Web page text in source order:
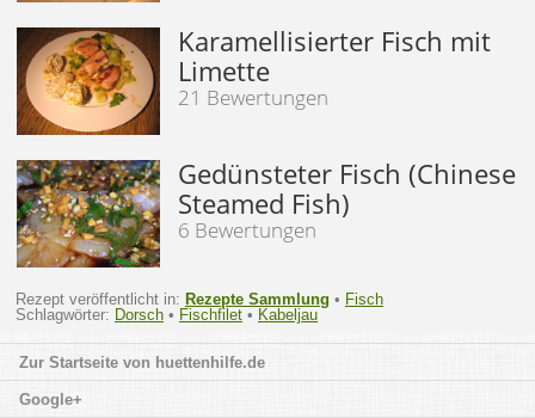
Karamellisierter Fisch mit
Limette
21 Bewertungen
Gedünsteter Fisch (Chinese
Steamed Fish)
6 Bewertungen
Rezept veröffentlicht in: Rezepte Sammlung • Fisch
Schlagwörter: Dorsch • Fischfilet • Kabeljau
huettenhilfe.de
Google+